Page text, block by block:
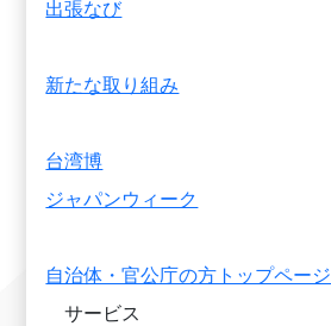
出張なび
新たな取り組み
台湾博
ジャパンウィーク
自治体・官公庁の方トップページ
サービス